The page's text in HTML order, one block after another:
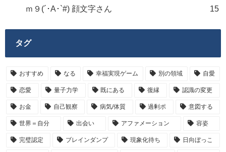
ｍ９(´･A･`#) 顔文字さん 15
タグ
おすすめ なる 幸福実現ゲーム 別の領域 自愛
恋愛 量子力学 既にある 復縁 認識の変更
お金 自己観察 病気/体質 過剰ポ 意図する
世界＝自分 出会い アファメーション 容姿
完璧認定 ブレインダンプ 現象化待ち 日向ぼっこ